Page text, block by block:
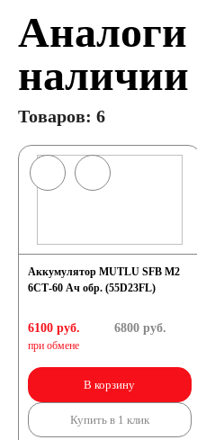
Аналоги
наличии
Товаров: 6
Аккумулятор MUTLU SFB M2
6СТ-60 Ач обр. (55D23FL)
6100 руб.
при обмене
6800руб.
В корзину
Купить в 1 клик